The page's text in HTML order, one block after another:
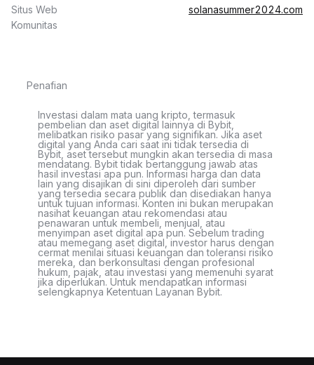
Situs Web
solanasummer2024.com
Komunitas
Penafian
Investasi dalam mata uang kripto, termasuk
pembelian dan aset digital lainnya di Bybit,
melibatkan risiko pasar yang signifikan. Jika aset
digital yang Anda cari saat ini tidak tersedia di
Bybit, aset tersebut mungkin akan tersedia di masa
mendatang. Bybit tidak bertanggung jawab atas
hasil investasi apa pun. Informasi harga dan data
lain yang disajikan di sini diperoleh dari sumber
yang tersedia secara publik dan disediakan hanya
untuk tujuan informasi. Konten ini bukan merupakan
nasihat keuangan atau rekomendasi atau
penawaran untuk membeli, menjual, atau
menyimpan aset digital apa pun. Sebelum trading
atau memegang aset digital, investor harus dengan
cermat menilai situasi keuangan dan toleransi risiko
mereka, dan berkonsultasi dengan profesional
hukum, pajak, atau investasi yang memenuhi syarat
jika diperlukan. Untuk mendapatkan informasi
selengkapnya Ketentuan Layanan Bybit.